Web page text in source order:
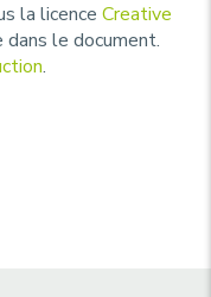
la licence Creative
dans le document.
.